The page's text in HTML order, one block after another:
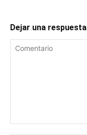
Dejar una respuesta